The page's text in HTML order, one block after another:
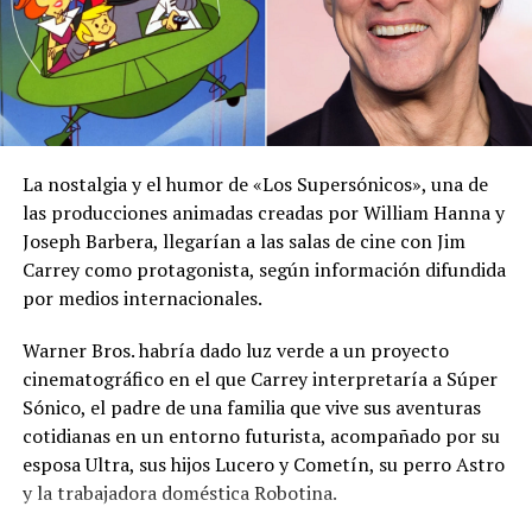
dedica unas palabras de
amor
7 noviembre, 2021
En «Jetset»
CANTÓ Y BAILÓ
EL NUEVO Y EXITOSO
FAMOSO
J BALVIN
NICK JAM WILL SMITH
UP NEXT
Ricky Martin fue hospitalizado tras accidente en Las
Vegas
Revelan foto inédita de Selena Quintanilla con Luis
Miguel
La nostalgia y el humor de «Los Supersónicos», una de
las producciones animadas creadas por William Hanna y
Joseph Barbera, llegarían a las salas de cine con Jim
Carrey como protagonista, según información difundida
por medios internacionales.
Warner Bros. habría dado luz verde a un proyecto
cinematográfico en el que Carrey interpretaría a Súper
Sónico, el padre de una familia que vive sus aventuras
cotidianas en un entorno futurista, acompañado por su
esposa Ultra, sus hijos Lucero y Cometín, su perro Astro
y la trabajadora doméstica Robotina.